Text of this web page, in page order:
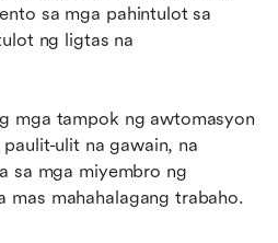
sa mga pahintulot sa
ng ligtas na
mga tampok ng awtomasyon
ulit na gawain, na
sa mga miyembro ng
mas mahahalagang trabaho.